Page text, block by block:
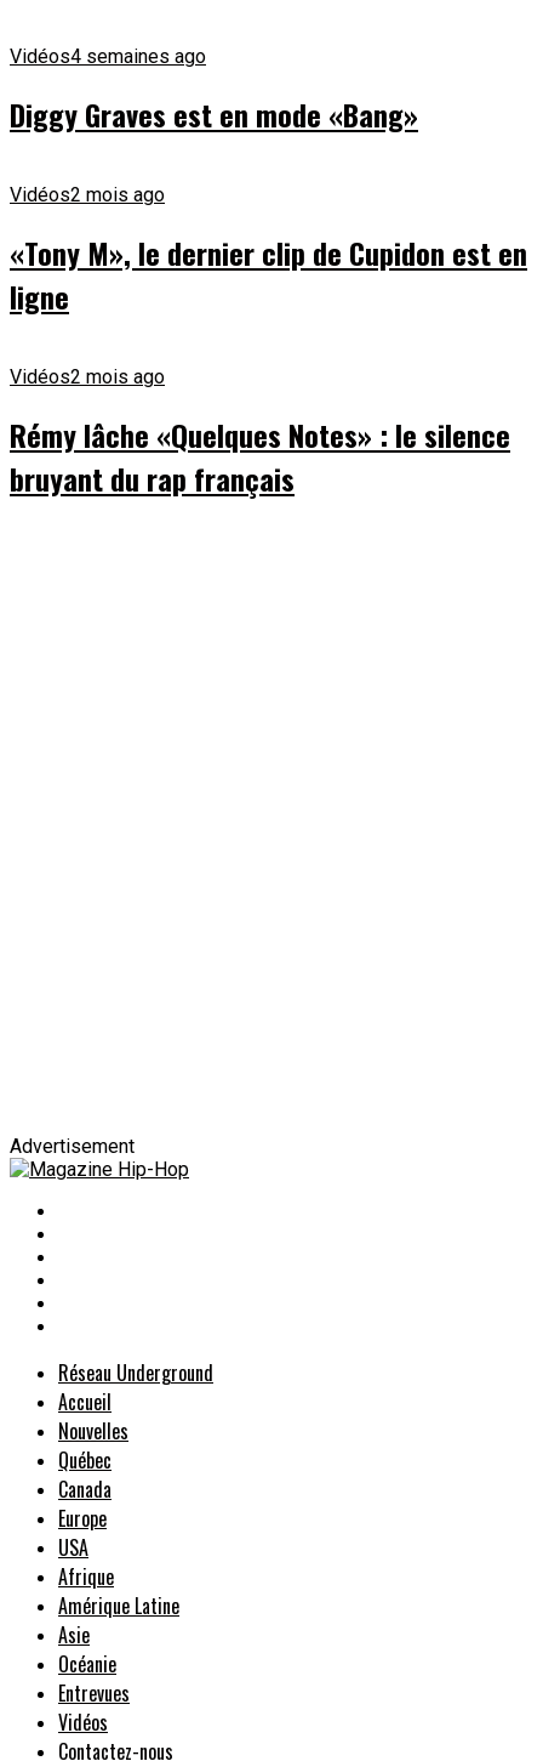
Vidéos4 semaines ago
Diggy Graves est en mode «Bang»
Vidéos2 mois ago
«Tony M», le dernier clip de Cupidon est en
ligne
Vidéos2 mois ago
Rémy lâche «Quelques Notes» : le silence
bruyant du rap français
Advertisement
Réseau Underground
Accueil
Nouvelles
Québec
Canada
Europe
USA
Afrique
Amérique Latine
Asie
Océanie
Entrevues
Vidéos
Contactez-nous